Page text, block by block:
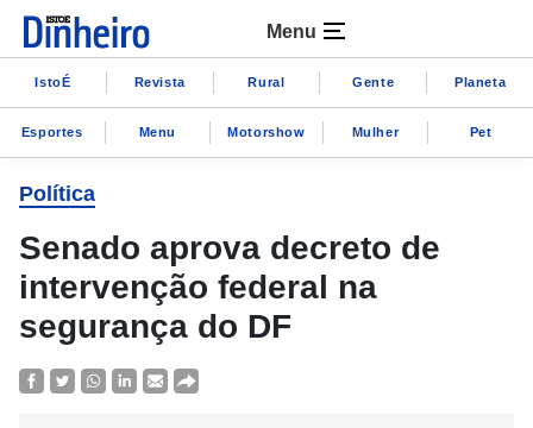
Menu
IstoÉ Revista Rural Gente Planeta
Esportes Menu Motorshow Mulher Pet
Política
Senado aprova decreto de
intervenção federal na
segurança do DF